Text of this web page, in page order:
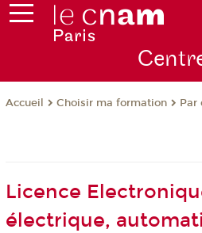
Accueil Choisir ma formation Par
Licence
électrique,